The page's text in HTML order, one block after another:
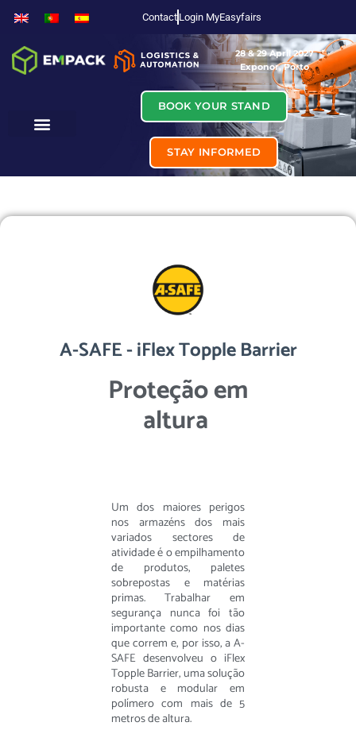
Contact Login MyEasyfairs
28 & 29 April 2027
Exponor, Porto
BOOK YOUR STAND
STAY INFORMED
A-SAFE - iFlex Topple Barrier
Proteção em
altura
Um dos maiores perigos
nos armazéns dos mais
variados sectores de
atividade é o empilhamento
de produtos, paletes
sobrepostas e matérias
primas. Trabalhar em
segurança nunca foi tão
importante como nos dias
que correm e, por isso, a A-
SAFE desenvolveu o iFlex
Topple Barrier, uma solução
robusta e modular em
polímero com mais de 5
metros de altura.